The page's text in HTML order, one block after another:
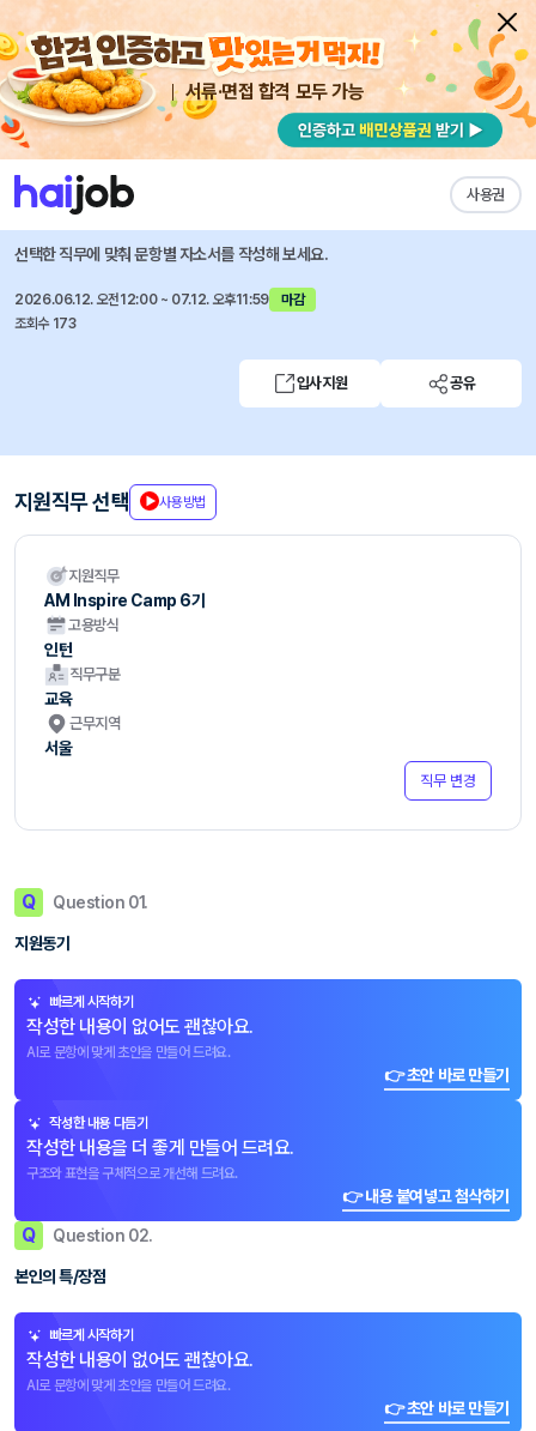
서류·면접 합격 모두 가능
사용권
채용공고 자소서 자유항목 자소서 내 작성목록
LG CNS 즐겨찾기
AM Inspire Camp 6기
선택한 직무에 맞춰 문항별 자소서를 작성해 보세요.
2026.06.12. 오전12:00 ~ 07.12. 오후11:59
마감
조회수 173
입사지원 공유
지원직무 선택 사용방법
지원직무
AM Inspire Camp 6기
고용방식
인턴
직무구분
교육
근무지역
서울
직무 변경
Q Question 01.
지원동기
빠르게 시작하기
작성한 내용이 없어도 괜찮아요.
AI로 문항에 맞게 초안을 만들어 드려요.
👉 초안 바로 만들기
작성한 내용 다듬기
작성한 내용을 더 좋게 만들어 드려요.
구조와 표현을 구체적으로 개선해 드려요.
👉 내용 붙여넣고 첨삭하기
Q Question 02.
본인의 특/장점
빠르게 시작하기
작성한 내용이 없어도 괜찮아요.
AI로 문항에 맞게 초안을 만들어 드려요.
👉 초안 바로 만들기